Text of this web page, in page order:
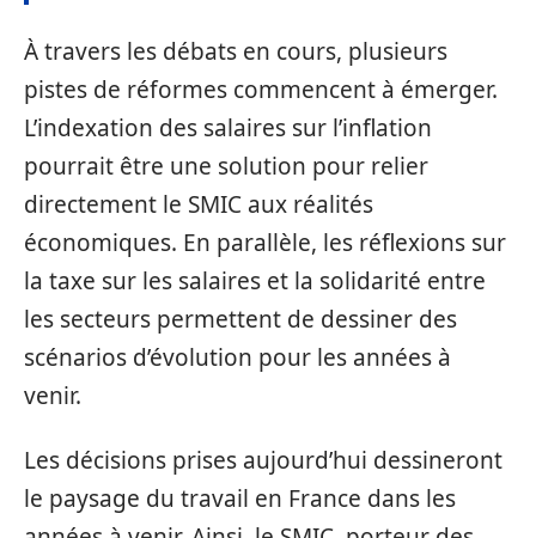
À travers les débats en cours, plusieurs
pistes de réformes commencent à émerger.
L’indexation des salaires sur l’inflation
pourrait être une solution pour relier
directement le SMIC aux réalités
économiques. En parallèle, les réflexions sur
la taxe sur les salaires et la solidarité entre
les secteurs permettent de dessiner des
scénarios d’évolution pour les années à
venir.
Les décisions prises aujourd’hui dessineront
le paysage du travail en France dans les